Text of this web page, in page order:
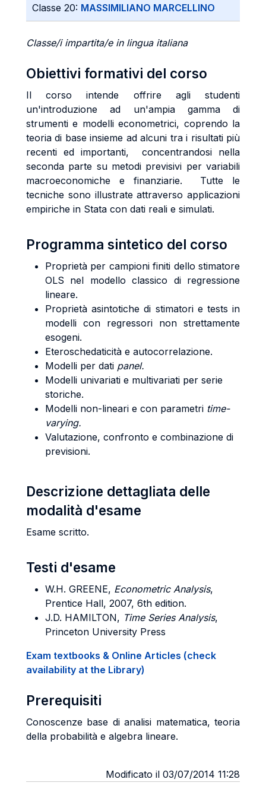
Classe 20: MASSIMILIANO MARCELLINO
Classe/i impartita/e in lingua italiana
Obiettivi formativi del corso
Il corso intende offrire agli studenti
un'introduzione ad un'ampia gamma di
strumenti e modelli econometrici, coprendo la
teoria di base insieme ad alcuni tra i risultati più
recenti ed importanti, concentrandosi nella
seconda parte su metodi previsivi per variabili
macroeconomiche e finanziarie. Tutte le
tecniche sono illustrate attraverso applicazioni
empiriche in Stata con dati reali e simulati.
Programma sintetico del corso
Proprietà per campioni finiti dello stimatore
OLS nel modello classico di regressione
lineare.
Proprietà asintotiche di stimatori e tests in
modelli con regressori non strettamente
esogeni.
Eteroschedaticità e autocorrelazione.
Modelli per dati panel.
Modelli univariati e multivariati per serie
storiche.
Modelli non-lineari e con parametri time-
varying.
Valutazione, confronto e combinazione di
previsioni.
Descrizione dettagliata delle
modalità d'esame
Esame scritto.
Testi d'esame
W.H. GREENE, Econometric Analysis,
Prentice Hall, 2007, 6th edition.
J.D. HAMILTON, Time Series Analysis,
Princeton University Press
Exam textbooks & Online Articles (check
availability at the Library)
Prerequisiti
Conoscenze base di analisi matematica, teoria
della probabilità e algebra lineare.
Modificato il 03/07/2014 11:28